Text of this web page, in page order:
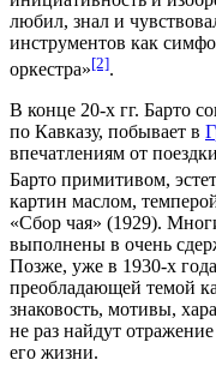
любил, знал и
инструментов как
оркестра»[2].
В конце 20-х гг. Барто
по Кавказу, побывает в
впечатлениям от
Барто примитивом,
картин маслом,
«Сбор чая» (1929).
выполнены в очень
Позже, уже в 1930-х
преобладающей темой
знаковость, мотивы,
не раз найдут
его жизни.